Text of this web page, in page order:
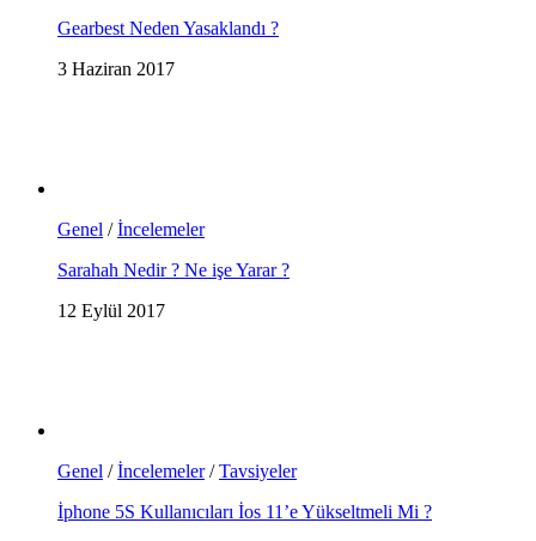
Gearbest Neden Yasaklandı ?
3 Haziran 2017
Genel /İncelemeler
Sarahah Nedir ? Ne işe Yarar ?
12 Eylül 2017
Genel /İncelemeler/Tavsiyeler
İphone 5S Kullanıcıları İos 11’e Yükseltmeli Mi ?